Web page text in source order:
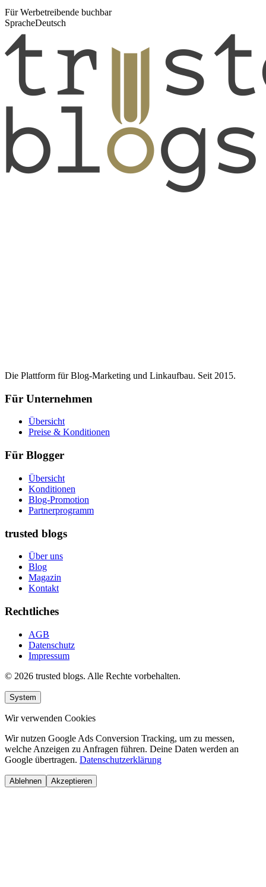
Für Werbetreibende buchbar
SpracheDeutsch
Die Plattform für Blog-Marketing und Linkaufbau. Seit 2015.
Für Unternehmen
Übersicht
Preise & Konditionen
Für Blogger
Übersicht
Konditionen
Blog-Promotion
Partnerprogramm
trusted blogs
Über uns
Blog
Magazin
Kontakt
Rechtliches
AGB
Datenschutz
Impressum
© 2026 trusted blogs. Alle Rechte vorbehalten.
System
Wir verwenden Cookies
Wir nutzen Google Ads Conversion Tracking, um zu messen,
welche Anzeigen zu Anfragen führen. Deine Daten werden an
Google übertragen. Datenschutzerklärung
Ablehnen Akzeptieren